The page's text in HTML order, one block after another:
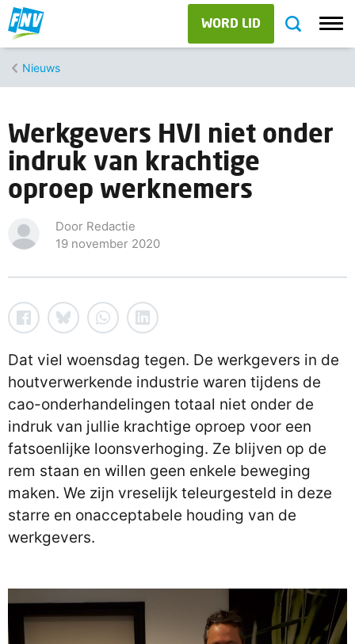
WORD LID
Nieuws
Werkgevers HVI niet onder
indruk van krachtige
oproep werknemers
Door Redactie
19 november 2020
Dat viel woensdag tegen. De werkgevers in de
houtverwerkende industrie waren tijdens de
cao-onderhandelingen totaal niet onder de
indruk van jullie krachtige oproep voor een
fatsoenlijke loonsverhoging. Ze blijven op de
rem staan en willen geen enkele beweging
maken. We zijn vreselijk teleurgesteld in deze
starre en onacceptabele houding van de
werkgevers.